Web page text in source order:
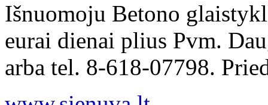
Išnuomoju Betono
eurai dienai plius Pvm.
arba tel. 8-618-07798.